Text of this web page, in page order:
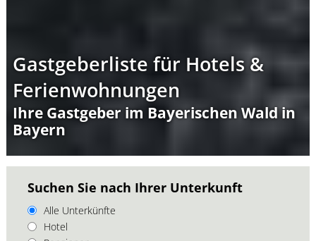
Gastgeberliste für Hotels &
Ferienwohnungen
Ihre Gastgeber im Bayerischen Wald in
Bayern
Suchen Sie nach Ihrer Unterkunft
Alle Unterkünfte
Hotel